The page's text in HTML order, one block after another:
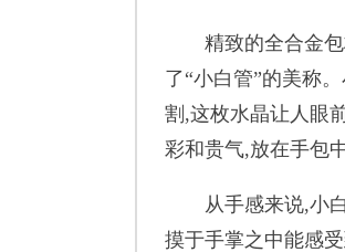
精致的全合金包
了“小白管”的美称
割,这枚水晶让人眼
彩和贵气,放在手包
从手感来说,小白
摸于手掌之中能感